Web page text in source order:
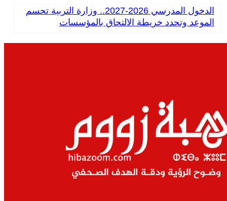
الدخول المدرسي 2026-2027.. وزارة التربية تحسم
الموعد وتحدد خريطة الالتحاق بالمؤسسات